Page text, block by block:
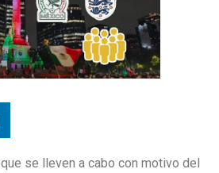
que se lleven a cabo con motivo del